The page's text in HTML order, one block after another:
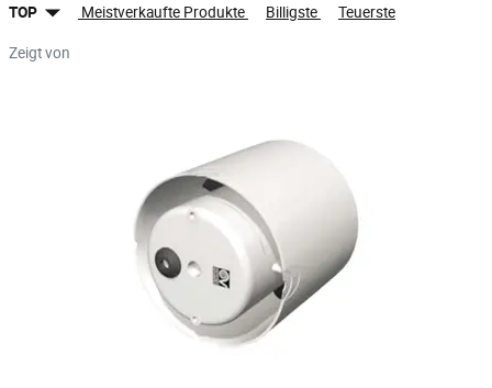
TOP Meistverkaufte Produkte Billigste Teuerste
Zeigt von